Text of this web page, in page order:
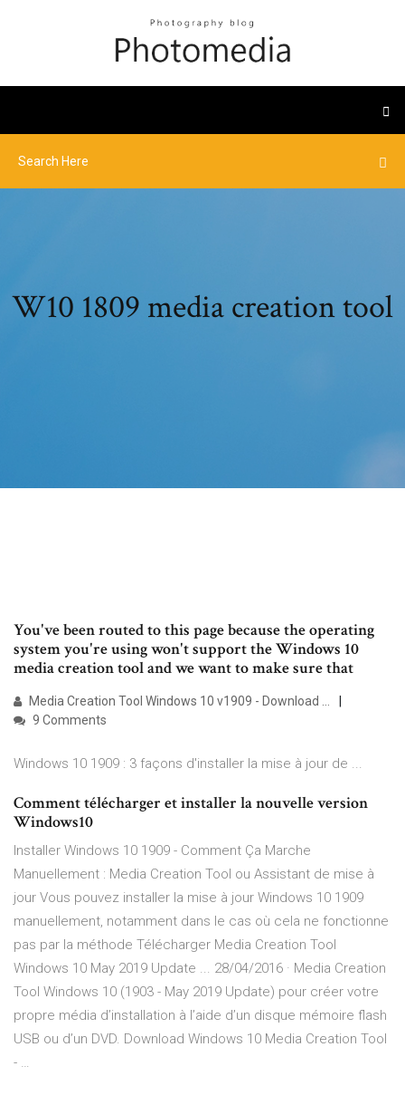
W10 1809 media creation tool
You've been routed to this page because the operating
system you're using won't support the Windows 10
media creation tool and we want to make sure that
Media Creation Tool Windows 10 v1909 - Download …
9 Comments
Windows 10 1909 : 3 façons d'installer la mise à jour de ...
Comment télécharger et installer la nouvelle version
Windows10
Installer Windows 10 1909 - Comment Ça Marche
Manuellement : Media Creation Tool ou Assistant de mise à
jour Vous pouvez installer la mise à jour Windows 10 1909
manuellement, notamment dans le cas où cela ne fonctionne
pas par la méthode Télécharger Media Creation Tool
Windows 10 May 2019 Update ... 28/04/2016 · Media Creation
Tool Windows 10 (1903 - May 2019 Update) pour créer votre
propre média d’installation à l’aide d’un disque mémoire flash
USB ou d’un DVD. Download Windows 10 Media Creation Tool
- …